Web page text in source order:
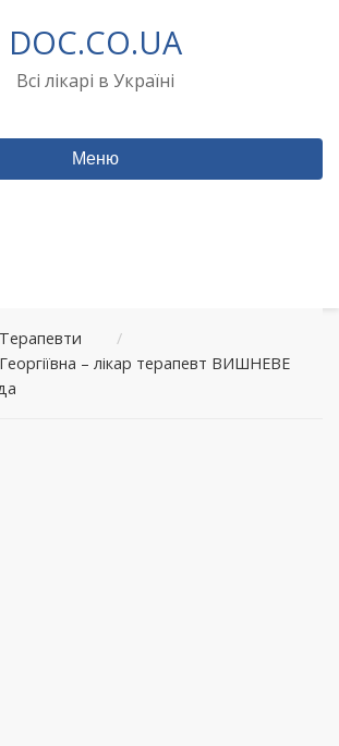
DOC.CO.UA
Всі лікарі в Україні
Меню
Терапевти
/
– лікар терапевт ВИШНЕВЕ